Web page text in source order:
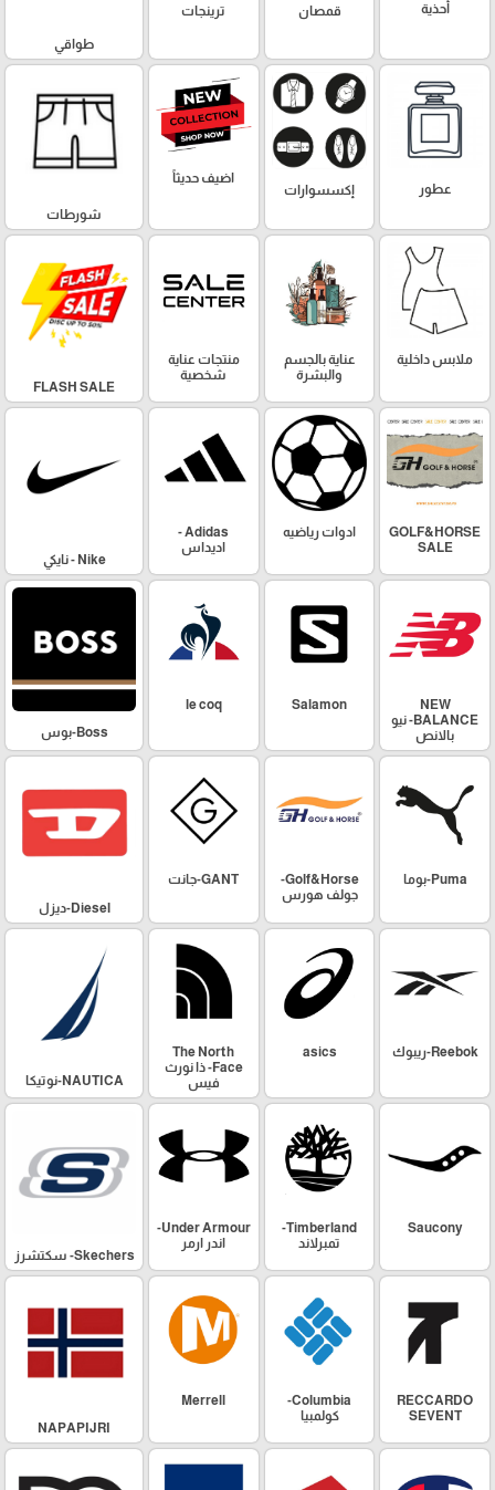
أحذية قمصان ترينجات
طواقي
عطور إكسسوارات
اضيف حديثاً
شورطات
ملابس داخلية
عناية بالجسم
والبشرة
منتجات عناية
شخصية
FLASH SALE
GOLF&HORSE
SALE
ادوات رياضيه
Adidas -
اديداس
Nike - نايكي
NEW
BALANCE- نيو
بالانص
Salamon
le coq
Boss-بوس
Puma-بوما
Golf&Horse-
جولف هورس
GANT-جانت
Diesel-ديزل
Reebok-ريبوك asics
The North
Face- ذا نورث
فيس
NAUTICA-نوتيكا
Saucony
Timberland-
تمبرلاند
Under Armour-
اندر ارمر
Skechers- سكتشرز
RECCARDO
SEVENT
Columbia-
كولمبيا
Merrell
NAPAPIJRI